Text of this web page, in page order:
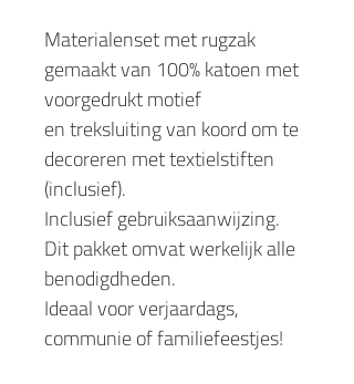
Materialenset met rugzak
gemaakt van 100% katoen met
voorgedrukt motief
en treksluiting van koord om te
decoreren met textielstiften
(inclusief).
Inclusief gebruiksaanwijzing.
Dit pakket omvat werkelijk alle
benodigdheden.
Ideaal voor verjaardags,
communie of familiefeestjes!